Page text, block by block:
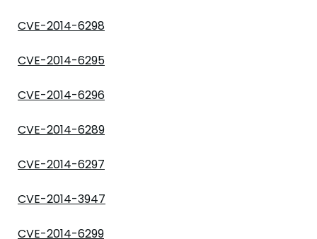
CVE-2014-6298
CVE-2014-6295
CVE-2014-6296
CVE-2014-6289
CVE-2014-6297
CVE-2014-3947
CVE-2014-6299